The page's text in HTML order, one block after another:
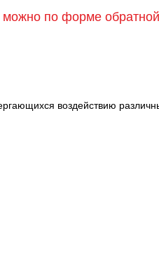
можно по форме
воздействию